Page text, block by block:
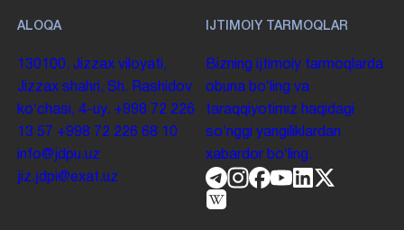
ALOQA
130100. Jizzax viloyati,
Jizzax shahri, Sh. Rashidov
koʻchasi, 4-uy. +998 72 226
13 57 +998 72 226 68 10
info@jdpu.uz
jiz.jdpi@exat.uz
IJTIMOIY TARMOQLAR
Bizning ijtimoiy tarmoqlarda
obuna boʻling va
taraqqiyotimiz haqidagi
soʻnggi yangiliklardan
xabardor boʻling.